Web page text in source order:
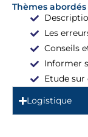
Thèmes abordés
Les
Conseils
Informer
Etude
Logistique